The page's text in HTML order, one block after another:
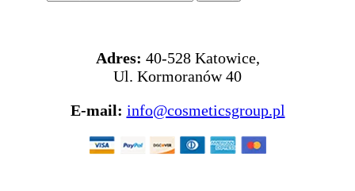
Adres: 40-528 Katowice,
Ul. Kormoranów 40
E-mail: info@cosmeticsgroup.pl